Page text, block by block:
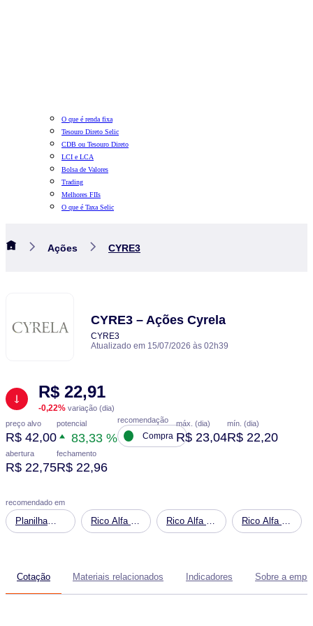
O que é renda fixa
Tesouro Direto Selic
CDB ou Tesouro Direto
LCI e LCA
Bolsa de Valores
Trading
Melhores FIIs
O que é Taxa Selic
Ações CYRE3
CYRE3 – Ações Cyrela
CYRE3
Atualizado em 15/07/2026 às 02h39
R$ 22,91
-0,22% variação (dia)
preço alvo
R$ 42,00
potencial
83,33 %
recomendação
Compra
máx. (dia)
R$ 23,04
mín. (dia)
R$ 22,20
abertura
R$ 22,75
fechamento
R$ 22,96
recomendado em
Planilha
de
Rico Alfa -
Conservadora
Rico Alfa -
Moderada
Rico Alfa -
Sofisticada
Cotação Materiais relacionados Indicadores Sobre a